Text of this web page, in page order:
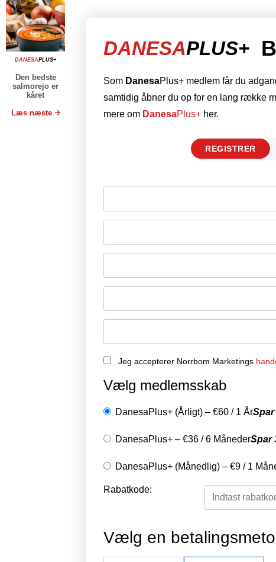
DANESAPLUS+
Den bedste
salmorejo er
kåret
Læs næste
DANESAPLUS+
Som DanesaPlus+ medlem får du
samtidig åbner du op for en lang række
mere om DanesaPlus+ her.
REGISTRER
Jeg accepterer Norrbom Marketings
Vælg medlemsskab
DanesaPlus+ (Årligt) – €60 / 1 ÅrSpar
DanesaPlus+ – €36 /6 MånederSpar
DanesaPlus+ (Månedlig) – €9 / 1
Rabatkode:
Vælg en